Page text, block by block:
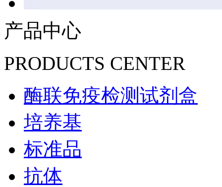
产品中心
PRODUCTS CENTER
酶联免疫检测试剂盒
培养基
标准品
抗体